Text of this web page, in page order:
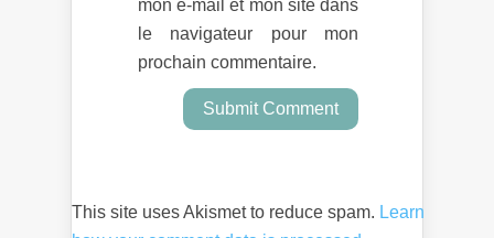
mon e-mail et mon site dans
le navigateur pour mon
prochain commentaire.
This site uses Akismet to reduce spam. Learn